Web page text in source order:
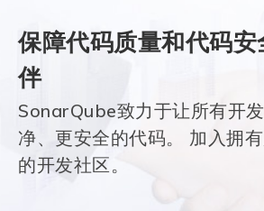
保障代码质量和代码安
伴
SonarQube致力于让所有开
净、更安全的代码。 加入拥
的开发社区。